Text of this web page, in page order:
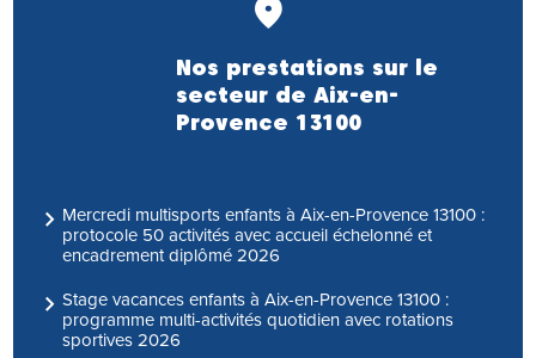
Nos prestations sur le
secteur de Aix-en-
Provence 13100
Mercredi multisports enfants à Aix-en-Provence 13100 :
protocole 50 activités avec accueil échelonné et
encadrement diplômé 2026
Stage vacances enfants à Aix-en-Provence 13100 :
programme multi-activités quotidien avec rotations
sportives 2026